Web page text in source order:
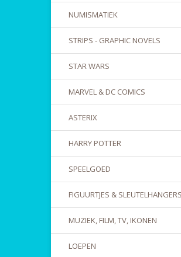
NUMISMATIEK
STRIPS - GRAPHIC NOVELS
STAR WARS
MARVEL & DC COMICS
ASTERIX
HARRY POTTER
SPEELGOED
FIGUURTJES & SLEUTELHANGERS
MUZIEK, FILM, TV, IKONEN
LOEPEN